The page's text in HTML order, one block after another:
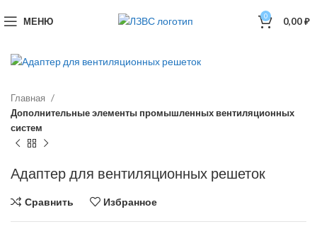
МЕНЮ 0 0,00₽
Главная
Дополнительные элементы промышленных вентиляционных
систем
Адаптер для вентиляционных решеток
Сравнить Избранное